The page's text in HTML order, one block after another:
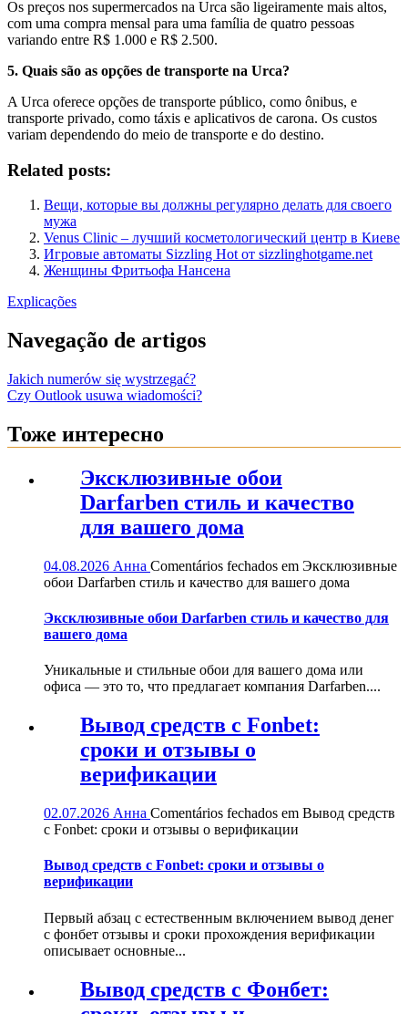
Os preços nos supermercados na Urca são ligeiramente mais altos,
com uma compra mensal para uma família de quatro pessoas
variando entre R$ 1.000 e R$ 2.500.
5. Quais são as opções de transporte na Urca?
A Urca oferece opções de transporte público, como ônibus, e
transporte privado, como táxis e aplicativos de carona. Os custos
variam dependendo do meio de transporte e do destino.
Related posts:
Вещи, которые вы должны регулярно делать для своего
мужа
Venus Clinic – лучший косметологический центр в Киеве
Игровые автоматы Sizzling Hot от sizzlinghotgame.net
Женщины Фритьофа Нансена
Explicações
Navegação de artigos
Jakich numerów się wystrzegać?
Czy Outlook usuwa wiadomości?
Тоже интересно
Эксклюзивные обои
Darfarben стиль и качество
для вашего дома
04.08.2026 Анна Comentários fechados em Эксклюзивные
обои Darfarben стиль и качество для вашего дома
Эксклюзивные обои Darfarben стиль и качество для
вашего дома
Уникальные и стильные обои для вашего дома или
офиса — это то, что предлагает компания Darfarben....
Вывод средств с Fonbet:
сроки и отзывы о
верификации
02.07.2026 Анна Comentários fechados em Вывод средств
с Fonbet: сроки и отзывы о верификации
Вывод средств с Fonbet: сроки и отзывы о
верификации
Первый абзац с естественным включением вывод денег
с фонбет отзывы и сроки прохождения верификации
описывает основные...
Вывод средств с Фонбет: